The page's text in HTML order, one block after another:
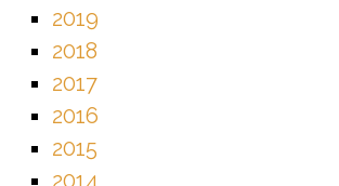
2019
2018
2017
2016
2015
2014